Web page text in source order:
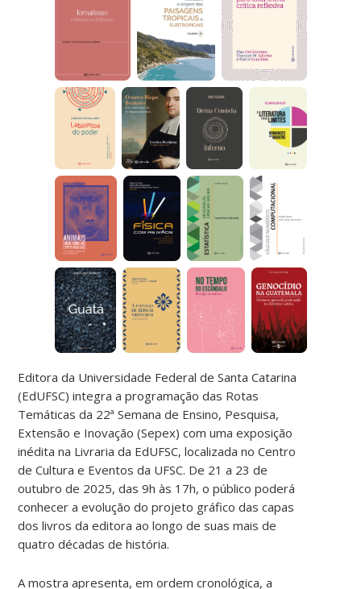
Editora da Universidade Federal de Santa Catarina
(EdUFSC) integra a programação das Rotas
Temáticas da 22ª Semana de Ensino, Pesquisa,
Extensão e Inovação (Sepex) com uma exposição
inédita na Livraria da EdUFSC, localizada no Centro
de Cultura e Eventos da UFSC. De 21 a 23 de
outubro de 2025, das 9h às 17h, o público poderá
conhecer a evolução do projeto gráfico das capas
dos livros da editora ao longo de suas mais de
quatro décadas de história.
A mostra apresenta, em ordem cronológica, a